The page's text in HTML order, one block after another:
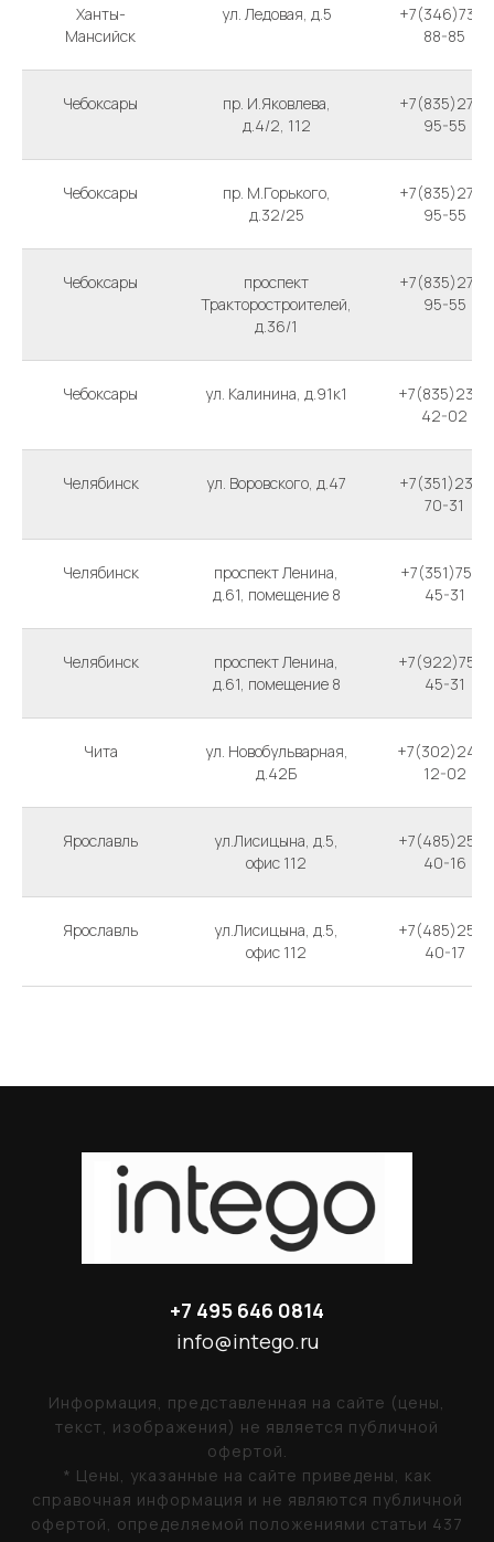
Ханты-
Мансийск
ул. Ледовая, д.5
+7(346)738-
88-85
Чебоксары
пр. И.Яковлева,
д.4/2, 112
+7(835)270-
95-55
Чебоксары
пр. М.Горького,
д.32/25
+7(835)270-
95-55
Чебоксары
проспект
Тракторостроителей,
д.36/1
+7(835)270-
95-55
Чебоксары ул. Калинина, д.91к1
+7(835)236-
42-02
Челябинск ул. Воровского, д.47
+7(351)232-
70-31
Челябинск
проспект Ленина,
д.61, помещение 8
+7(351)750-
45-31
Челябинск
проспект Ленина,
д.61, помещение 8
+7(922)750-
45-31
Чита
ул. Новобульварная,
д.42Б
+7(302)240-
12-02
Ярославль
ул.Лисицына, д.5,
офис 112
+7(485)259-
40-16
Ярославль
ул.Лисицына, д.5,
офис 112
+7(485)259-
40-17
+7 495 646 0814
info@intego.ru
Информация, представленная на сайте (цены,
текст, изображения) не является публичной
офертой.
* Цены, указанные на сайте приведены, как
справочная информация и не являются публичной
офертой, определяемой положениями статьи 437